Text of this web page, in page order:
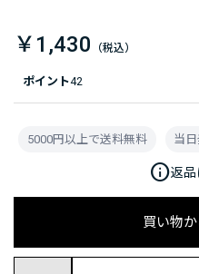
ポイント42
￥1,430
買い物
5000円以上で送料無料 当
info返品